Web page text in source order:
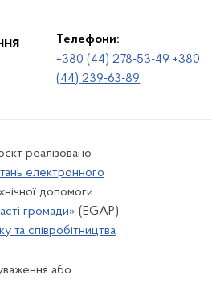
Телефони:
+380 (44) 278-53-49 +380
(44) 239-63-89
реалізовано
електронного
допомоги
громади» (EGAP)
та співробітництва
або